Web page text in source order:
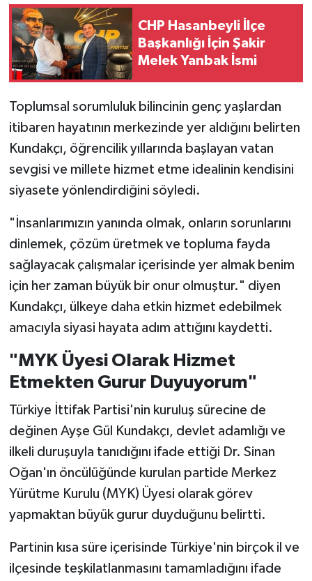
CHP Hasanbeyli İlçe
Başkanlığı İçin Şakir
Melek Yanbak İsmi
Toplumsal sorumluluk bilincinin genç yaşlardan
itibaren hayatının merkezinde yer aldığını belirten
Kundakçı, öğrencilik yıllarında başlayan vatan
sevgisi ve millete hizmet etme idealinin kendisini
siyasete yönlendirdiğini söyledi.
"İnsanlarımızın yanında olmak, onların sorunlarını
dinlemek, çözüm üretmek ve topluma fayda
sağlayacak çalışmalar içerisinde yer almak benim
için her zaman büyük bir onur olmuştur." diyen
Kundakçı, ülkeye daha etkin hizmet edebilmek
amacıyla siyasi hayata adım attığını kaydetti.
"MYK Üyesi Olarak Hizmet
Etmekten Gurur Duyuyorum"
Türkiye İttifak Partisi'nin kuruluş sürecine de
değinen Ayşe Gül Kundakçı, devlet adamlığı ve
ilkeli duruşuyla tanıdığını ifade ettiği Dr. Sinan
Oğan'ın öncülüğünde kurulan partide Merkez
Yürütme Kurulu (MYK) Üyesi olarak görev
yapmaktan büyük gurur duyduğunu belirtti.
Partinin kısa süre içerisinde Türkiye'nin birçok il ve
ilçesinde teşkilatlanmasını tamamladığını ifade